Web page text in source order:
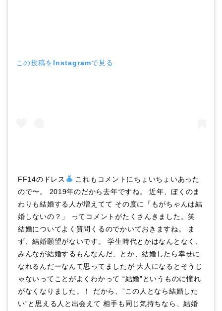
この投稿をInstagramで見る
FF14のドレス
これもコメントにちょいちょいあった
ので〜。 2019年のだから去年ですね。 近年、ぼくのま
わりも結婚する人が増えてて その度に「もがちゃんは結
婚しないの？」 ってコメントがたくさんきました。笑
結婚についてよく質問くるのでかいておきますね。 ま
ず、結婚願望がないです。 学生時代とかはなんとなく、
みんなが結婚するもんなんだ、とか、結婚したら幸せに
なれるんだーなんて思ってましたが 大人になるとそうじ
ゃないってことがよくわかって “結婚”というものに憧れ
がなくなりました。！ だから、”この人となら結婚した
い”と思える人と出会えて 相手も同じ気持ちなら、結婚